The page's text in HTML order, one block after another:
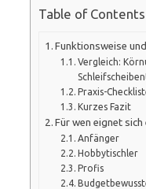
Table of Contents
Funktionsweise
Vergleich:
Praxis-
Kurzes Fazit
Für wen eignet sich
Anfänger
Hobbytischler
Profis